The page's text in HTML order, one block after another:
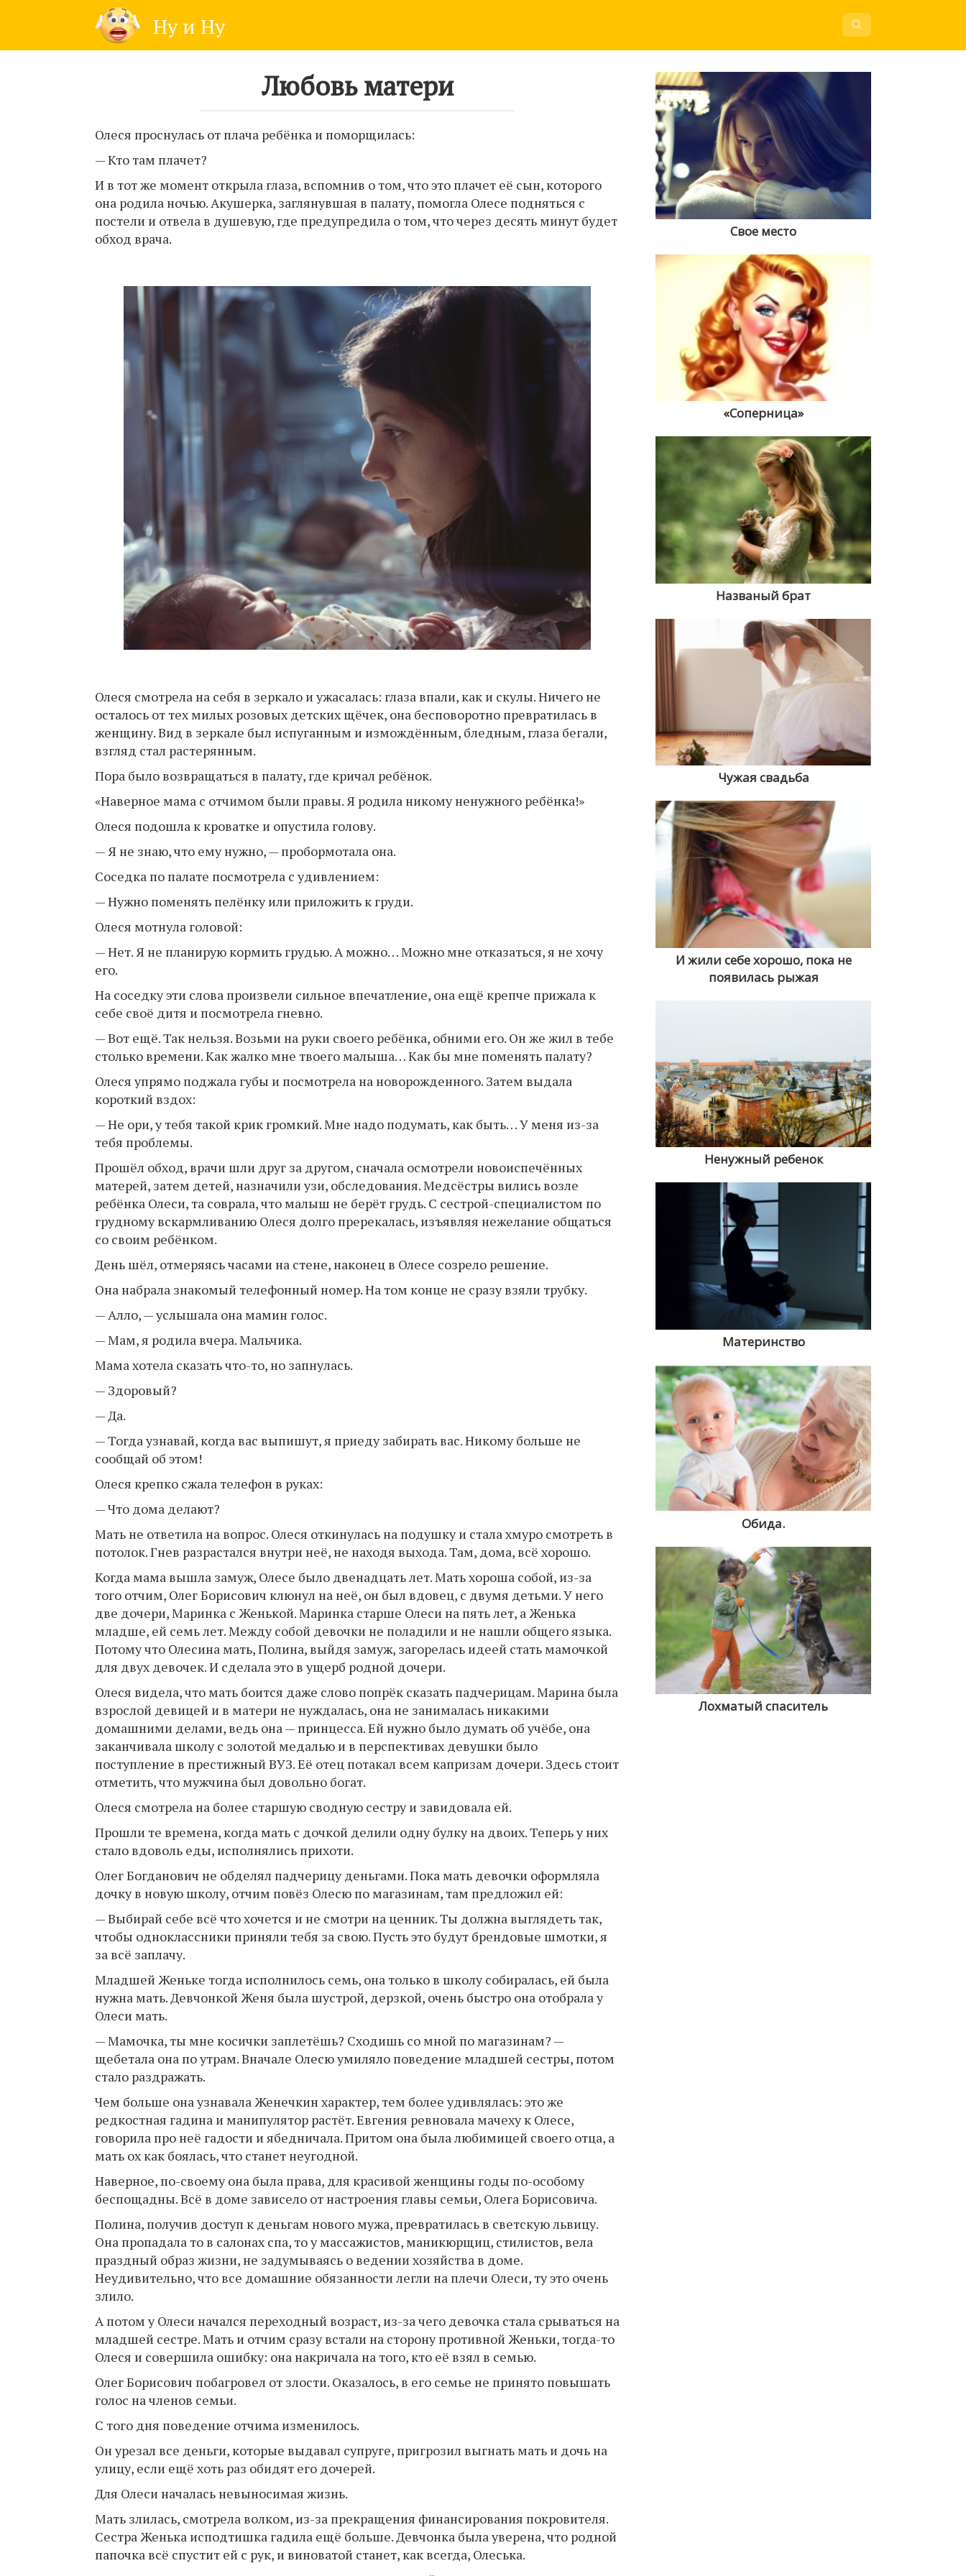
Ну и Ну
Любовь матери
Олеся проснулась от плача ребёнка и поморщилась:
— Кто там плачет?
И в тот же момент открыла глаза, вспомнив о том, что это плачет её сын, которого
она родила ночью. Акушерка, заглянувшая в палату, помогла Олесе подняться с
постели и отвела в душевую, где предупредила о том, что через десять минут будет
обход врача.
Олеся смотрела на себя в зеркало и ужасалась: глаза впали, как и скулы. Ничего не
осталось от тех милых розовых детских щёчек, она бесповоротно превратилась в
женщину. Вид в зеркале был испуганным и измождённым, бледным, глаза бегали,
взгляд стал растерянным.
Пора было возвращаться в палату, где кричал ребёнок.
«Наверное мама с отчимом были правы. Я родила никому ненужного ребёнка!»
Олеся подошла к кроватке и опустила голову.
— Я не знаю, что ему нужно, — пробормотала она.
Соседка по палате посмотрела с удивлением:
— Нужно поменять пелёнку или приложить к груди.
Олеся мотнула головой:
— Нет. Я не планирую кормить грудью. А можно… Можно мне отказаться, я не хочу
его.
На соседку эти слова произвели сильное впечатление, она ещё крепче прижала к
себе своё дитя и посмотрела гневно.
— Вот ещё. Так нельзя. Возьми на руки своего ребёнка, обними его. Он же жил в тебе
столько времени. Как жалко мне твоего малыша… Как бы мне поменять палату?
Олеся упрямо поджала губы и посмотрела на новорожденного. Затем выдала
короткий вздох:
— Не ори, у тебя такой крик громкий. Мне надо подумать, как быть… У меня из-за
тебя проблемы.
Прошёл обход, врачи шли друг за другом, сначала осмотрели новоиспечённых
матерей, затем детей, назначили узи, обследования. Медсёстры вились возле
ребёнка Олеси, та соврала, что малыш не берёт грудь. С сестрой-специалистом по
грудному вскармливанию Олеся долго пререкалась, изъявляя нежелание общаться
со своим ребёнком.
День шёл, отмеряясь часами на стене, наконец в Олесе созрело решение.
Она набрала знакомый телефонный номер. На том конце не сразу взяли трубку.
— Алло, — услышала она мамин голос.
— Мам, я родила вчера. Мальчика.
Мама хотела сказать что-то, но запнулась.
— Здоровый?
— Да.
— Тогда узнавай, когда вас выпишут, я приеду забирать вас. Никому больше не
сообщай об этом!
Олеся крепко сжала телефон в руках:
— Что дома делают?
Мать не ответила на вопрос. Олеся откинулась на подушку и стала хмуро смотреть в
потолок. Гнев разрастался внутри неё, не находя выхода. Там, дома, всё хорошо.
Когда мама вышла замуж, Олесе было двенадцать лет. Мать хороша собой, из-за
того отчим, Олег Борисович клюнул на неё, он был вдовец, с двумя детьми. У него
две дочери, Маринка с Женькой. Маринка старше Олеси на пять лет, а Женька
младше, ей семь лет. Между собой девочки не поладили и не нашли общего языка.
Потому что Олесина мать, Полина, выйдя замуж, загорелась идеей стать мамочкой
для двух девочек. И сделала это в ущерб родной дочери.
Олеся видела, что мать боится даже слово попрёк сказать падчерицам. Марина была
взрослой девицей и в матери не нуждалась, она не занималась никакими
домашними делами, ведь она — принцесса. Ей нужно было думать об учёбе, она
заканчивала школу с золотой медалью и в перспективах девушки было
поступление в престижный ВУЗ. Её отец потакал всем капризам дочери. Здесь стоит
отметить, что мужчина был довольно богат.
Олеся смотрела на более старшую сводную сестру и завидовала ей.
Прошли те времена, когда мать с дочкой делили одну булку на двоих. Теперь у них
стало вдоволь еды, исполнялись прихоти.
Олег Богданович не обделял падчерицу деньгами. Пока мать девочки оформляла
дочку в новую школу, отчим повёз Олесю по магазинам, там предложил ей:
— Выбирай себе всё что хочется и не смотри на ценник. Ты должна выглядеть так,
чтобы одноклассники приняли тебя за свою. Пусть это будут брендовые шмотки, я
за всё заплачу.
Младшей Женьке тогда исполнилось семь, она только в школу собиралась, ей была
нужна мать. Девчонкой Женя была шустрой, дерзкой, очень быстро она отобрала у
Олеси мать.
— Мамочка, ты мне косички заплетёшь? Сходишь со мной по магазинам? —
щебетала она по утрам. Вначале Олесю умиляло поведение младшей сестры, потом
стало раздражать.
Чем больше она узнавала Женечкин характер, тем более удивлялась: это же
редкостная гадина и манипулятор растёт. Евгения ревновала мачеху к Олесе,
говорила про неё гадости и ябедничала. Притом она была любимицей своего отца, а
мать ох как боялась, что станет неугодной.
Наверное, по-своему она была права, для красивой женщины годы по-особому
беспощадны. Всё в доме зависело от настроения главы семьи, Олега Борисовича.
Полина, получив доступ к деньгам нового мужа, превратилась в светскую львицу.
Она пропадала то в салонах спа, то у массажистов, маникюрщиц, стилистов, вела
праздный образ жизни, не задумываясь о ведении хозяйства в доме.
Неудивительно, что все домашние обязанности легли на плечи Олеси, ту это очень
злило.
А потом у Олеси начался переходный возраст, из-за чего девочка стала срываться на
младшей сестре. Мать и отчим сразу встали на сторону противной Женьки, тогда-то
Олеся и совершила ошибку: она накричала на того, кто её взял в семью.
Олег Борисович побагровел от злости. Оказалось, в его семье не принято повышать
голос на членов семьи.
С того дня поведение отчима изменилось.
Он урезал все деньги, которые выдавал супруге, пригрозил выгнать мать и дочь на
улицу, если ещё хоть раз обидят его дочерей.
Для Олеси началась невыносимая жизнь.
Мать злилась, смотрела волком, из-за прекращения финансирования покровителя.
Сестра Женька исподтишка гадила ещё больше. Девчонка была уверена, что родной
папочка всё спустит ей с рук, и виноватой станет, как всегда, Олеська.
Свое место
«Соперница»
Названый брат
Чужая свадьба
И жили себе хорошо, пока не
появилась рыжая
Ненужный ребенок
Материнство
Обида.
Лохматый спаситель